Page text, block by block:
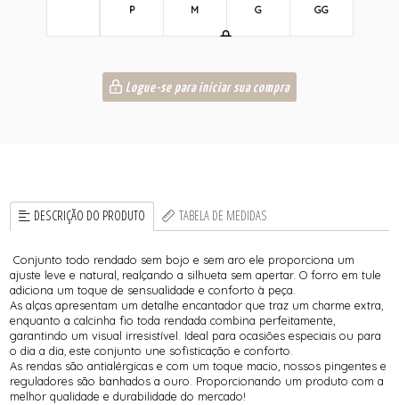
P M G GG
Logue-se para iniciar sua compra
DESCRIÇÃO DO PRODUTO TABELA DE MEDIDAS
Conjunto todo rendado sem bojo e sem aro ele proporciona um
ajuste leve e natural, realçando a silhueta sem apertar. O forro em tule
adiciona um toque de sensualidade e conforto à peça.
As alças apresentam um detalhe encantador que traz um charme extra,
enquanto a calcinha fio toda rendada combina perfeitamente,
garantindo um visual irresistível. Ideal para ocasiões especiais ou para
o dia a dia, este conjunto une sofisticação e conforto.
As rendas são antialérgicas e com um toque macio, nossos pingentes e
reguladores são banhados a ouro. Proporcionando um produto com a
melhor qualidade e durabilidade do mercado!